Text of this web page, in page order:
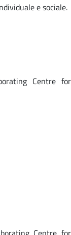
e sociale.
Centre for